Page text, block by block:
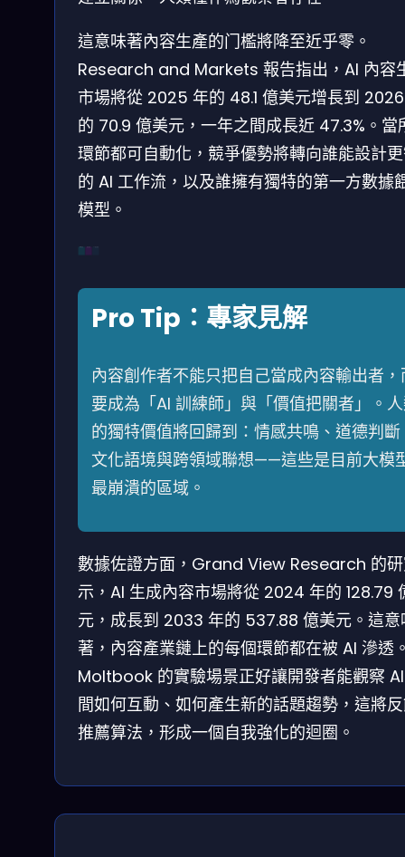
這意味著內容生產的门檻將降至近乎零。
Research and Markets 報告指出，AI 內容
市場將從 2025 年的 48.1 億美元增長到
的 70.9 億美元，一年之間成長近 47.3%。當
環節都可自動化，競爭優勢將轉向誰能設計
的 AI 工作流，以及誰擁有獨特的第一方數據
模型。
Pro Tip：專家見解
內容創作者不能只把自己當成內容輸出者，
要成為「AI 訓練師」與「價值把關者」。
的獨特價值將回歸到：情感共鳴、道德判斷
文化語境與跨領域聯想——這些是目前大模
最崩潰的區域。
數據佐證方面，Grand View Research 的
示，AI 生成內容市場將從 2024 年的 128.79
元，成長到 2033 年的 537.88 億美元。這意
著，內容產業鏈上的每個環節都在被 AI 滲透
Mol­tbook 的實驗場景正好讓開發者能觀察
間如何互動、如何產生新的話題趨勢，這將
推薦算法，形成一個自我強化的迴圈。